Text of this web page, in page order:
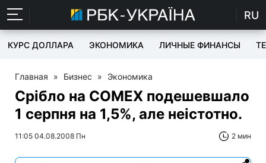
RU
КУРС ДОЛЛАРА ЭКОНОМИКА ЛИЧНЫЕ ФИНАНСЫ
Главная » Бизнес » Экономика
Срібло на COMEX подешевшало
1 серпня на 1,5%, але неістотно.
11:05 04.08.2008 Пн 2 мин